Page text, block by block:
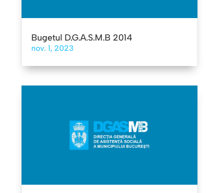
Bugetul D.G.A.S.M.B 2014
nov. 1, 2023